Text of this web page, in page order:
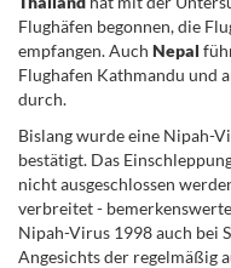
Flughäfen begonnen, die
empfangen. Auch Nepal
Flughafen Kathmandu und
durch.
Bislang wurde eine Nipah-
bestätigt. Das
nicht ausgeschlossen
verbreitet -
Nipah-Virus 1998 auch bei
Angesichts der regelmäßig